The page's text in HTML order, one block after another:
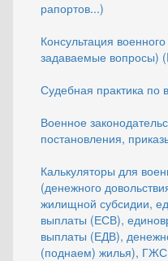
рапортов...)
Консультация
задаваемые вопросы)
Судебная практика по
Военное
постановления,
Калькуляторы для
(денежного
жилищной субсидии,
выплаты (ЕСВ),
выплаты (ЕДВ),
(поднаем) жилья), ГЖС